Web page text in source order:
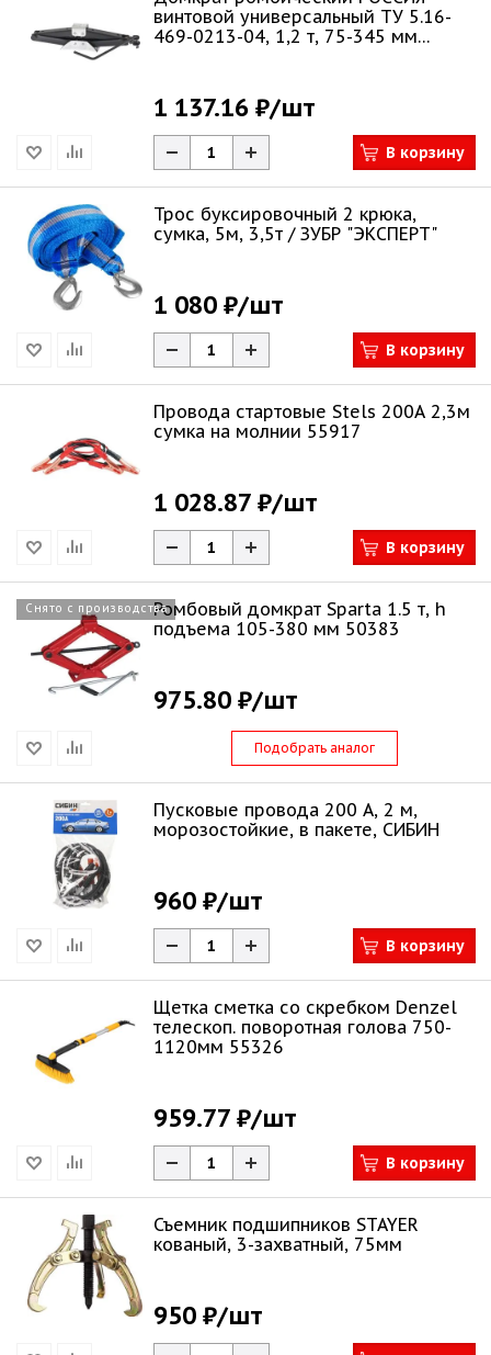
винтовой универсальный ТУ 5.16-
469-0213-04, 1,2 т, 75-345 мм
1 137.16 ₽/шт
В корзину
Трос буксировочный 2 крюка,
сумка, 5м, 3,5т / ЗУБР "ЭКСПЕРТ"
1 080 ₽/шт
В корзину
Провода стартовые Stels 200А 2,3м
сумка на молнии 55917
1 028.87 ₽/шт
В корзину
Снято с производстваРомбовый домкрат Sparta 1.5 т, h
подъема 105-380 мм 50383
975.80 ₽/шт
Подобрать аналог
Пусковые провода 200 А, 2 м,
морозостойкие, в пакете, СИБИН
960 ₽/шт
В корзину
Щетка сметка со скребком Denzel
телескоп. поворотная голова 750-
1120мм 55326
959.77 ₽/шт
В корзину
Съемник подшипников STAYER
кованый, 3-захватный, 75мм
950 ₽/шт